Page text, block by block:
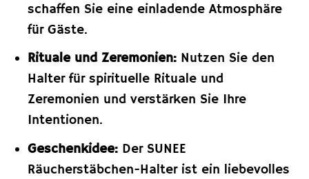
schaffen Sie eine einladende Atmosphäre
für Gäste.
Rituale und Zeremonien:Nutzen Sie den
Halter für spirituelle Rituale und
Zeremonien und verstärken Sie Ihre
Intentionen.
Geschenkidee:Der SUNEE
Räucherstäbchen-Halter ist ein liebevolles